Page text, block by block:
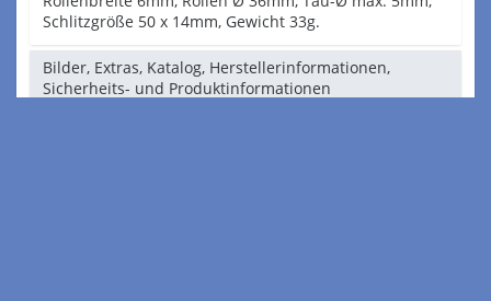
Schlitzgröße 50 x 14mm, Gewicht 33g.
Bilder, Extras, Katalog, Herstellerinformationen,
Sicherheits- und Produktinformationen